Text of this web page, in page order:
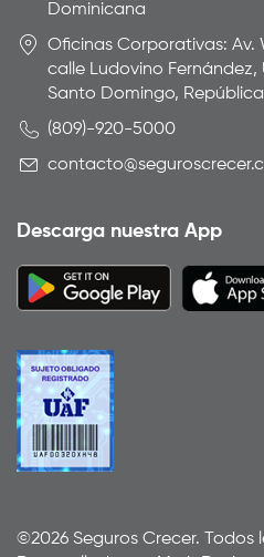
Dominicana
Oficinas Corporativas: Av.
calle Ludovino
Santo Domingo,
(809)-920-5000
Descarga nuestra App
©2026 Seguros Crecer. Todos